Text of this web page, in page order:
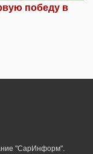
победу в
"СарИнформ".